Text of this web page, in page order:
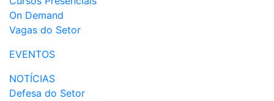
On Demand
Vagas do Setor
EVENTOS
NOTÍCIAS
Defesa do Setor